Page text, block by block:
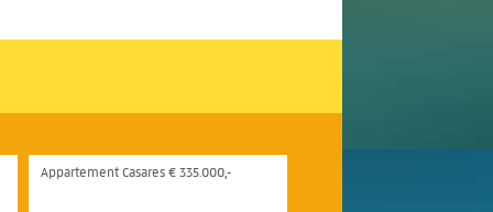
Appartement Casares € 335.000,-